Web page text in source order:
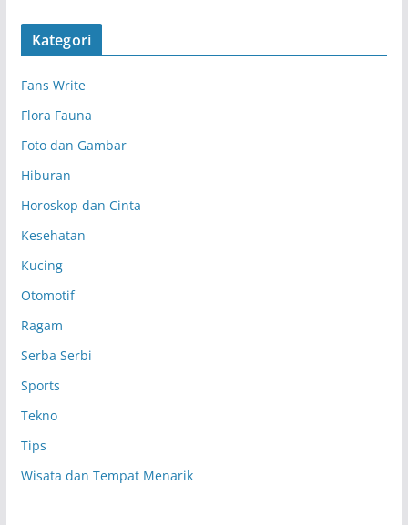
s
Kategori
Fans Write
Flora Fauna
Foto dan Gambar
Hiburan
Horoskop dan Cinta
Kesehatan
Kucing
Otomotif
Ragam
Serba Serbi
Sports
Tekno
Tips
Wisata dan Tempat Menarik